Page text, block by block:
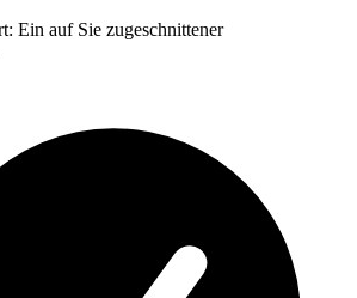
Ein auf Sie zugeschnittener